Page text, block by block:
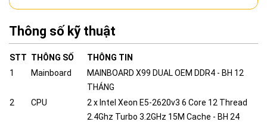
Thông số kỹ thuật
STT THÔNG SỐ
THÔNG TIN
1
Mainboard
MAINBOARD X99 DUAL OEM DDR4 - BH 12
THÁNG
2
CPU
2 x Intel Xeon E5-2620v3 6 Core 12 Thread
2.4Ghz Turbo 3.2GHz 15M Cache - BH 24